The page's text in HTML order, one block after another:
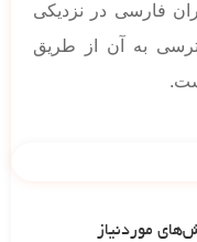
فارسی در نزدیکی
به آن از طریق
موردنیاز